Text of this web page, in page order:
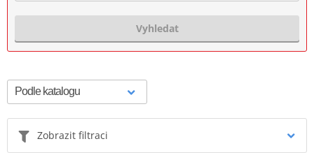
Vyhledat
Zobrazit filtraci